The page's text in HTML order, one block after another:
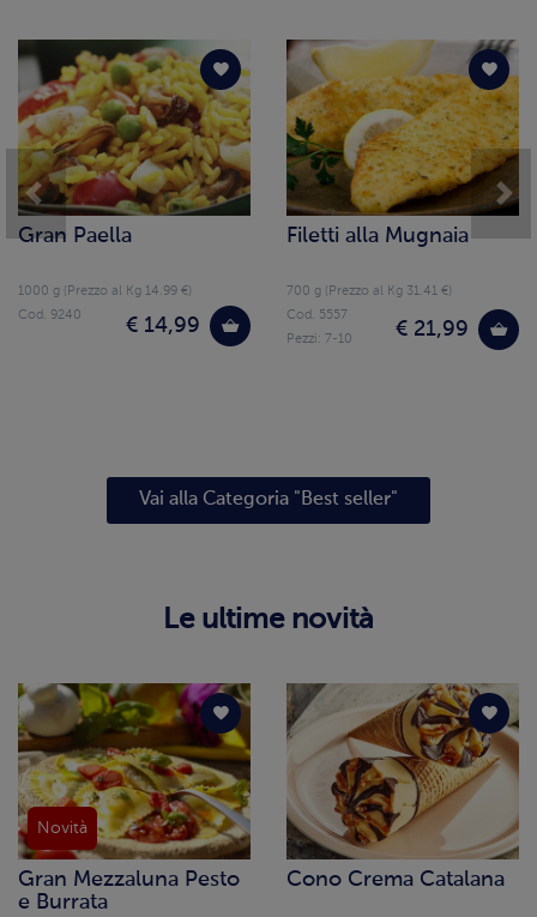
Gran Paella
1000 g (Prezzo al Kg 14.99 €)
€ 14,99
Cod. 9240
Filetti alla Mugnaia
700 g (Prezzo al Kg 31.41 €)
€ 21,99
Cod. 5557
Pezzi: 7-10
Previous
Vai alla Categoria "Best seller"
Le ultime novità
Novità
Gran Mezzaluna Pesto
e Burrata
Cono Crema Catalana